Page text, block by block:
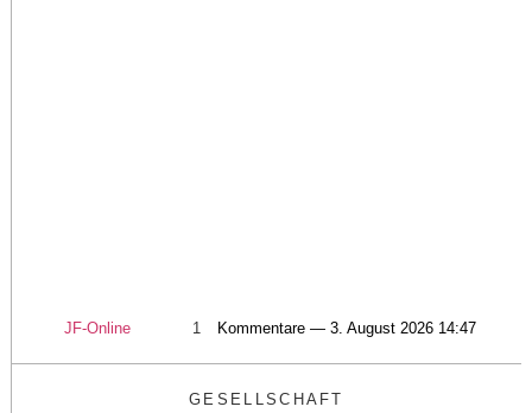
JF-Online 1 Kommentare — 3. August 2026 14:47
GESELLSCHAFT